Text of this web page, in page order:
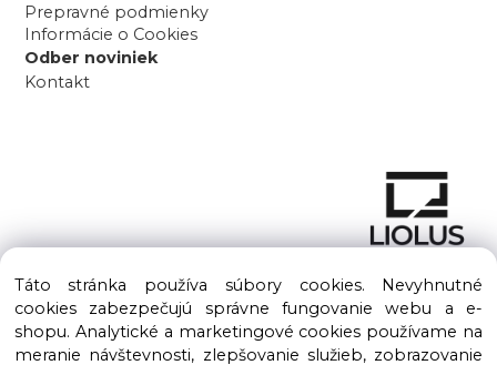
Prepravné podmienky
Informácie o Cookies
Odber noviniek
Kontakt
Táto stránka používa súbory cookies. Nevyhnutné
cookies zabezpečujú správne fungovanie webu a e-
shopu. Analytické a marketingové cookies používame na
meranie návštevnosti, zlepšovanie služieb, zobrazovanie